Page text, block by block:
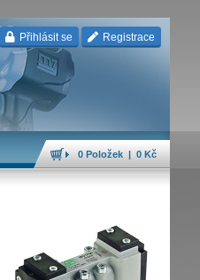
Přihlásit se Registrace
0 Položek | 0 Kč